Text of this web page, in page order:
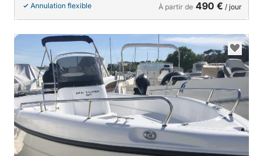
Annulation flexible À partir de 490 € / jour